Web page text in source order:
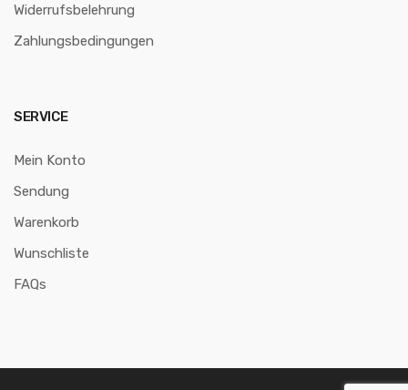
Widerrufsbelehrung
Zahlungsbedingungen
SERVICE
Mein Konto
Sendung
Warenkorb
Wunschliste
FAQs